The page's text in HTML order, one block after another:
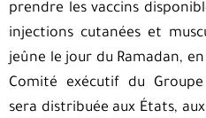
prendre les vaccins
injections cutanées et
jeûne le jour du Ramadan,
Comité exécutif du
sera distribuée aux États,